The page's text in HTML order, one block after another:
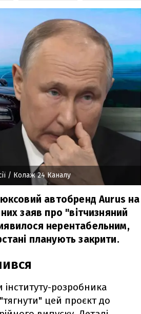
/ Колаж 24 Каналу
автобренд Aurus на
заяв про "вітчизняний
нерентабельним,
планують закрити.
розробника
цей проєкт до